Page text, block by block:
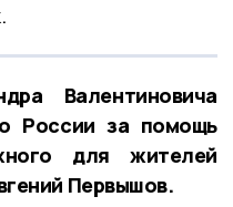
Валентиновича
России за помощь
для жителей
Первышов.